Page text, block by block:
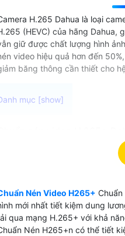
H.265 Dahua là loại
(HEVC) của hãng Dahua,
giữ được chất lượng hình
video hiệu quả hơn đến
băng thông cần thiết cho
trên camera quan sát
video camera cao cấp
giúp giảm dung lượng
hình ảnh cao.
Chuẩn nén video
một cách tiết kiệm với
Nén Video H265+
mới nhất tiết kiệm dung
qua mạng H.265+ với khả
Nén H265+n có thể tiết